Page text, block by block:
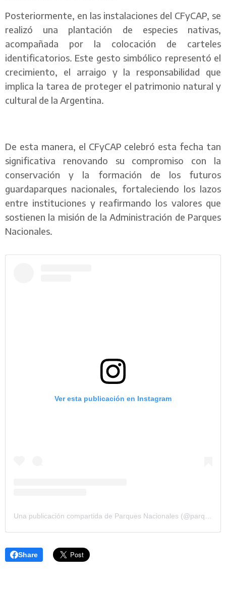
Posteriormente, en las instalaciones del CFyCAP, se
realizó una plantación de especies nativas,
acompañada por la colocación de carteles
identificatorios. Este gesto simbólico representó el
crecimiento, el arraigo y la responsabilidad que
implica la tarea de proteger el patrimonio natural y
cultural de la Argentina.
De esta manera, el CFyCAP celebró esta fecha tan
significativa renovando su compromiso con la
conservación y la formación de los futuros
guardaparques nacionales, fortaleciendo los lazos
entre instituciones y reafirmando los valores que
sostienen la misión de la Administración de Parques
Nacionales.
Ver esta publicación en Instagram
Share